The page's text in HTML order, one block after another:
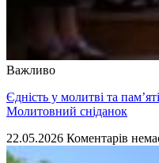
Важливо
Єдність у молитві та
Молитовний сніданок
22.05.2026 Коментарів